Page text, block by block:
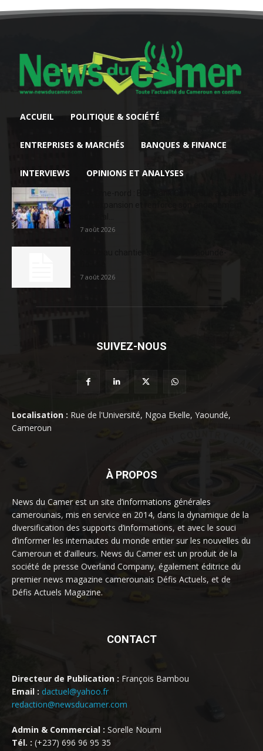
ACCUEIL POLITIQUE & SOCIÉTÉ
ENTREPRISES & MARCHÉS BANQUES & FINANCE
INTERVIEWS OPINIONS ET ANALYSES
7 août 2026
7 août 2026
SUIVEZ-NOUS
Localisation : Rue de l'Université, Ngoa Ekelle, Yaoundé,
Cameroun
À PROPOS
News du Camer est un site d’informations générales
camerounais, mis en service en 2014, dans la dynamique de la
diversification des supports d’informations, et avec le souci
d’informer les internautes du monde entier sur les nouvelles du
Cameroun et d’ailleurs. News du Camer est un produit de la
société de presse Overland Company, également éditrice du
premier news magazine camerounais Défis Actuels, et de
Défis Actuels Magazine.
CONTACT
Directeur de Publication : François Bambou
Email : dactuel@yahoo.fr
redaction@newsducamer.com
Admin & Commercial : Sorelle Noumi
Tél. : (+237) 696 96 95 35